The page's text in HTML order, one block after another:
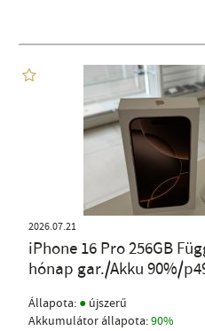
2026.07.21
iPhone 16 Pro 256GB
hónap gar./Akku 90%/
Állapota: ● újszerű
Akkumulátor állapota:90%